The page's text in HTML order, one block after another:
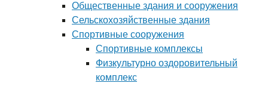
Общественные здания и сооружения
Сельскохозяйственные здания
Спортивные сооружения
Спортивные комплексы
Физкультурно оздоровительный
комплекс